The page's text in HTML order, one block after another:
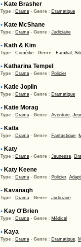
• Kate Brasher
Type : Drama - Genre : Dramatique
• Kate McShane
Type : Drama - Genre : Judiciaire
• Kath & Kim
Type : Comédie - Genre : Familial ,
• Katharina Tempel
Type : Drama - Genre : Policier
• Katie Joplin
Type : Drama - Genre : Dramatique
• Katie Morag
Type : Drama - Genre : Aventure,
• Katla
Type : Drama - Genre : Fantastique,
• Katy
Type : Drama - Genre : Jeunesse,
• Katy Keene
Type : Drama - Genre : Policier,
• Kavanagh
Type : Drama - Genre : Judiciaire
• Kay O'Brien
Type : Drama - Genre : Médical
• Kaya
Type : Drama - Genre : Dramatique,